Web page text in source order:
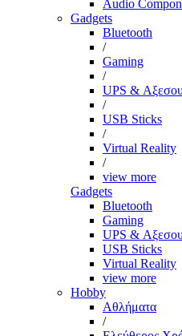
Audio
Gadgets
Bluetooth
/
Gaming
/
UPS &
/
USB Sticks
/
Virtual Reality
/
view more
Gadgets
Bluetooth
Gaming
UPS &
USB Sticks
Virtual Reality
view more
Hobby
Αθλήματα
/